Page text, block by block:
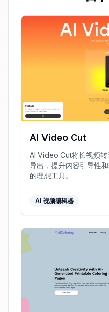
AI Video Cut
AI Video Cut将长视频
导出，提升内容引导性
的理想工具。
AI 视频编辑器